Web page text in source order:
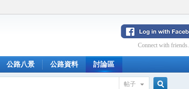
Connect with friends.
公路八景 公路資料 討論區
帖子